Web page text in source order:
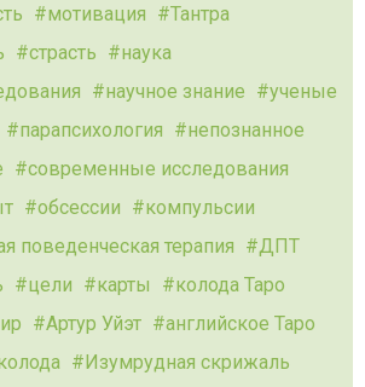
мотивация
Тантра
страсть
наука
научное знание
ученые
парапсихология
непознанное
современные исследования
обсессии
компульсии
поведенческая терапия
ДПТ
цели карты
колода Таро
Артур Уйэт
английское Таро
Изумрудная скрижаль